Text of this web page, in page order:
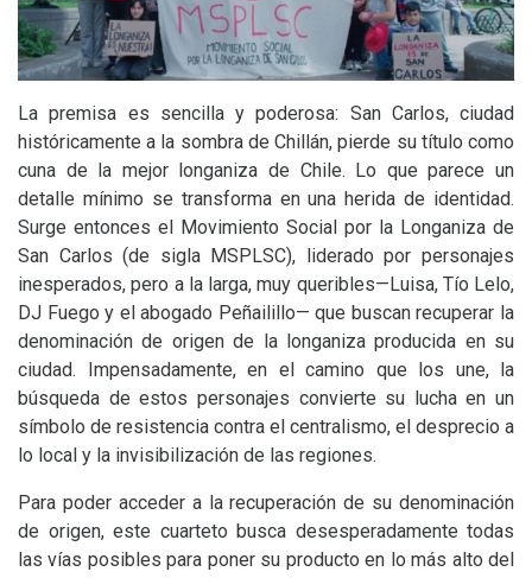
La premisa es sencilla y poderosa: San Carlos, ciudad
históricamente a la sombra de Chillán, pierde su título como
cuna de la mejor longaniza de Chile. Lo que parece un
detalle mínimo se transforma en una herida de identidad.
Surge entonces el Movimiento Social por la Longaniza de
San Carlos (de sigla MSPLSC), liderado por personajes
inesperados, pero a la larga, muy queribles—Luisa, Tío Lelo,
DJ Fuego y el abogado Peñailillo— que buscan recuperar la
denominación de origen de la longaniza producida en su
ciudad. Impensadamente, en el camino que los une, la
búsqueda de estos personajes convierte su lucha en un
símbolo de resistencia contra el centralismo, el desprecio a
lo local y la invisibilización de las regiones.
Para poder acceder a la recuperación de su denominación
de origen, este cuarteto busca desesperadamente todas
las vías posibles para poner su producto en lo más alto del